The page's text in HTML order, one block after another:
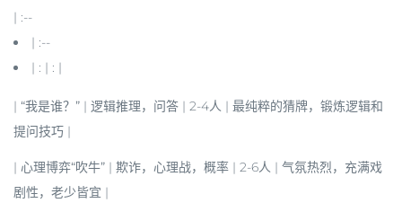
| :--
| :--
| : | : |
| “我是谁？” | 逻辑推理，问答 | 2-4人 | 最纯粹的猜牌，锻炼逻辑和
提问技巧 |
| 心理博弈“吹牛” | 欺诈，心理战，概率 | 2-6人 | 气氛热烈，充满戏
剧性，老少皆宜 |